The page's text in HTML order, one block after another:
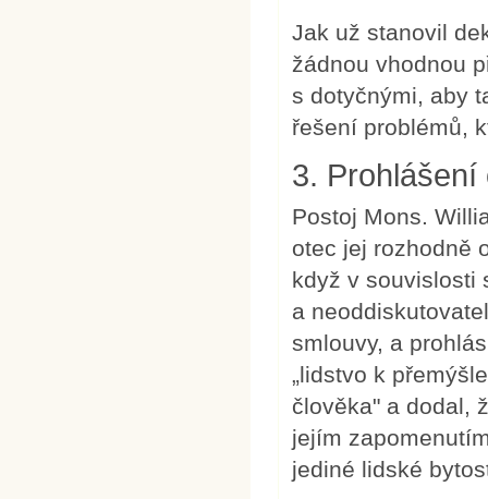
Jak už stanovil
žádnou vhodnou
s dotyčnými, aby
řešení problémů,
3. Prohlášení
Postoj Mons.
otec jej rozhodně
když v souvislosti
a
smlouvy, a
„lidstvo k
člověka" a dodal,
jejím
jediné lidské